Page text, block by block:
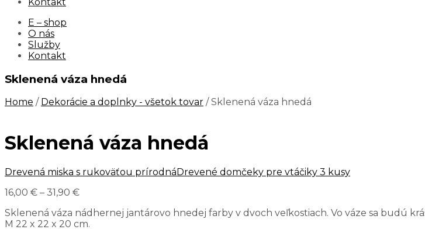
E – shop
O nás
Služby
Kontakt
Sklenená váza hnedá
Home / Dekorácie a doplnky - všetok tovar / Sklenená váza hnedá
Sklenená váza hnedá
Drevená miska s rukoväťou prírodná Drevené domčeky pre vtáčiky 3 kusy
16,00 € – 31,90 €
Sklenená váza nádhernej jantárovo hnedej farby v dvoch veľkostiach. Vo váze sa budú
M 22 x 22 x 20 cm.